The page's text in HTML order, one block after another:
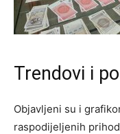
Trendovi i
Objavljeni su i
raspodijeljenih